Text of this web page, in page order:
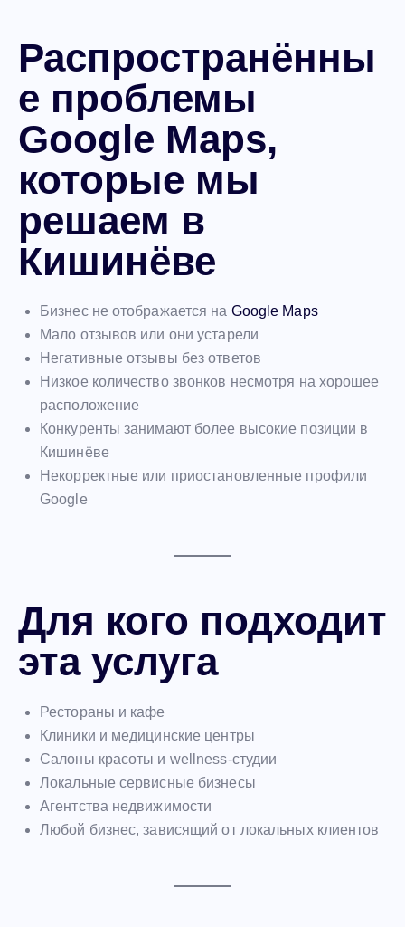
Распространённы
е проблемы
Google Maps,
которые мы
решаем в
Кишинёве
Бизнес не отображается на Google Maps
Мало отзывов или они устарели
Негативные отзывы без ответов
Низкое количество звонков несмотря на хорошее
расположение
Конкуренты занимают более высокие позиции в
Кишинёве
Некорректные или приостановленные профили
Google
Для кого подходит
эта услуга
Рестораны и кафе
Клиники и медицинские центры
Салоны красоты и wellness-студии
Локальные сервисные бизнесы
Агентства недвижимости
Любой бизнес, зависящий от локальных клиентов